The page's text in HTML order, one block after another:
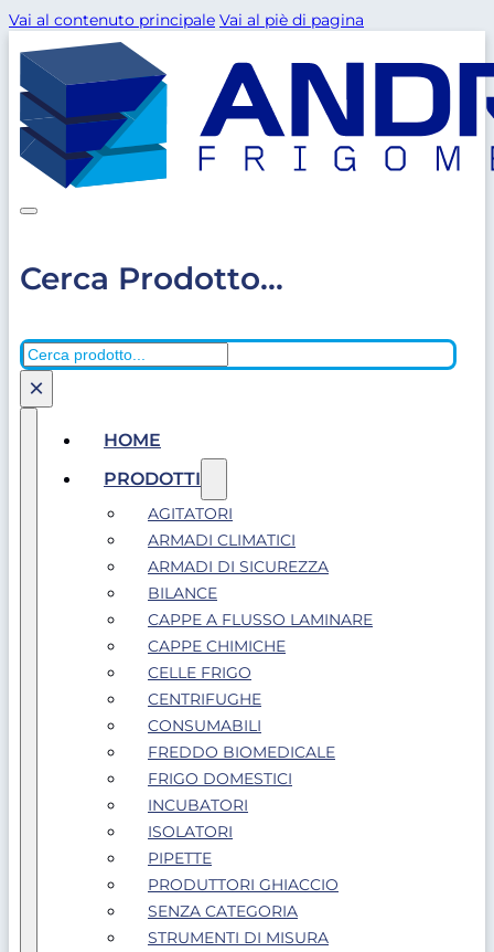
Vai al contenuto principale Vai al piè di pagina
Cerca Prodotto...
Cerca
×
HOME
PRODOTTI
AGITATORI
ARMADI CLIMATICI
ARMADI DI SICUREZZA
BILANCE
CAPPE A FLUSSO LAMINARE
CAPPE CHIMICHE
CELLE FRIGO
CENTRIFUGHE
CONSUMABILI
FREDDO BIOMEDICALE
FRIGO DOMESTICI
INCUBATORI
ISOLATORI
PIPETTE
PRODUTTORI GHIACCIO
SENZA CATEGORIA
STRUMENTI DI MISURA